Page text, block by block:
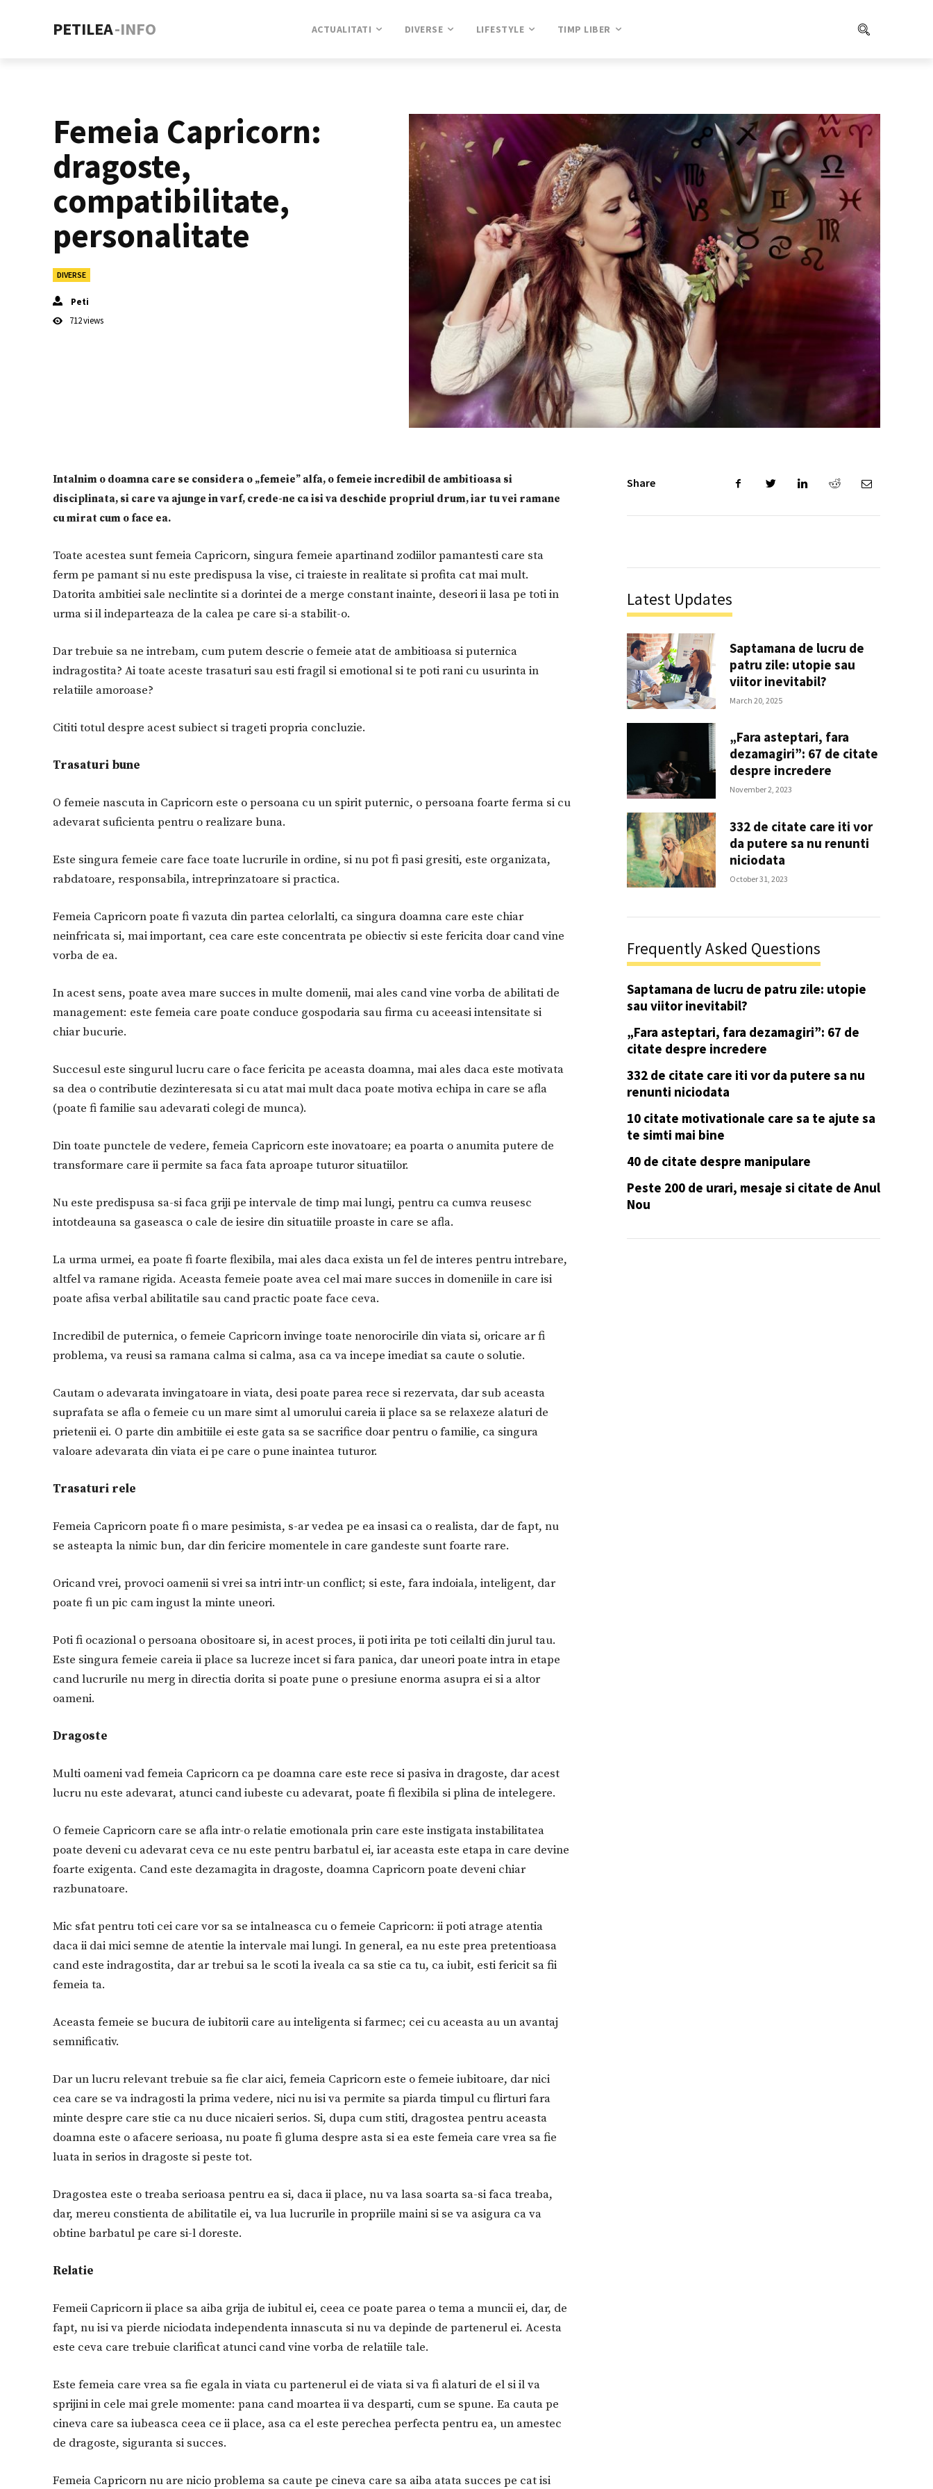
PETILEA-INFO ACTUALITATI DIVERSE LIFESTYLE TIMP LIBER
Femeia Capricorn:
dragoste,
compatibilitate,
personalitate
DIVERSE
Peti
712views
Intalnim o doamna care se considera o „femeie” alfa, o femeie incredibil de ambitioasa si
disciplinata, si care va ajunge in varf, crede-ne ca isi va deschide propriul drum, iar tu vei ramane
cu mirat cum o face ea.
Toate acestea sunt femeia Capricorn, singura femeie apartinand zodiilor pamantesti care sta
ferm pe pamant si nu este predispusa la vise, ci traieste in realitate si profita cat mai mult.
Datorita ambitiei sale neclintite si a dorintei de a merge constant inainte, deseori ii lasa pe toti in
urma si il indeparteaza de la calea pe care si-a stabilit-o.
Dar trebuie sa ne intrebam, cum putem descrie o femeie atat de ambitioasa si puternica
indragostita? Ai toate aceste trasaturi sau esti fragil si emotional si te poti rani cu usurinta in
relatiile amoroase?
Cititi totul despre acest subiect si trageti propria concluzie.
Trasaturi bune
O femeie nascuta in Capricorn este o persoana cu un spirit puternic, o persoana foarte ferma si cu
adevarat suficienta pentru o realizare buna.
Este singura femeie care face toate lucrurile in ordine, si nu pot fi pasi gresiti, este organizata,
rabdatoare, responsabila, intreprinzatoare si practica.
Femeia Capricorn poate fi vazuta din partea celorlalti, ca singura doamna care este chiar
neinfricata si, mai important, cea care este concentrata pe obiectiv si este fericita doar cand vine
vorba de ea.
In acest sens, poate avea mare succes in multe domenii, mai ales cand vine vorba de abilitati de
management: este femeia care poate conduce gospodaria sau firma cu aceeasi intensitate si
chiar bucurie.
Succesul este singurul lucru care o face fericita pe aceasta doamna, mai ales daca este motivata
sa dea o contributie dezinteresata si cu atat mai mult daca poate motiva echipa in care se afla
(poate fi familie sau adevarati colegi de munca).
Din toate punctele de vedere, femeia Capricorn este inovatoare; ea poarta o anumita putere de
transformare care ii permite sa faca fata aproape tuturor situatiilor.
Nu este predispusa sa-si faca griji pe intervale de timp mai lungi, pentru ca cumva reusesc
intotdeauna sa gaseasca o cale de iesire din situatiile proaste in care se afla.
La urma urmei, ea poate fi foarte flexibila, mai ales daca exista un fel de interes pentru intrebare,
altfel va ramane rigida. Aceasta femeie poate avea cel mai mare succes in domeniile in care isi
poate afisa verbal abilitatile sau cand practic poate face ceva.
Incredibil de puternica, o femeie Capricorn invinge toate nenorocirile din viata si, oricare ar fi
problema, va reusi sa ramana calma si calma, asa ca va incepe imediat sa caute o solutie.
Cautam o adevarata invingatoare in viata, desi poate parea rece si rezervata, dar sub aceasta
suprafata se afla o femeie cu un mare simt al umorului careia ii place sa se relaxeze alaturi de
prietenii ei. O parte din ambitiile ei este gata sa se sacrifice doar pentru o familie, ca singura
valoare adevarata din viata ei pe care o pune inaintea tuturor.
Trasaturi rele
Femeia Capricorn poate fi o mare pesimista, s-ar vedea pe ea insasi ca o realista, dar de fapt, nu
se asteapta la nimic bun, dar din fericire momentele in care gandeste sunt foarte rare.
Oricand vrei, provoci oamenii si vrei sa intri intr-un conflict; si este, fara indoiala, inteligent, dar
poate fi un pic cam ingust la minte uneori.
Poti fi ocazional o persoana obositoare si, in acest proces, ii poti irita pe toti ceilalti din jurul tau.
Este singura femeie careia ii place sa lucreze incet si fara panica, dar uneori poate intra in etape
cand lucrurile nu merg in directia dorita si poate pune o presiune enorma asupra ei si a altor
oameni.
Dragoste
Multi oameni vad femeia Capricorn ca pe doamna care este rece si pasiva in dragoste, dar acest
lucru nu este adevarat, atunci cand iubeste cu adevarat, poate fi flexibila si plina de intelegere.
O femeie Capricorn care se afla intr-o relatie emotionala prin care este instigata instabilitatea
poate deveni cu adevarat ceva ce nu este pentru barbatul ei, iar aceasta este etapa in care devine
foarte exigenta. Cand este dezamagita in dragoste, doamna Capricorn poate deveni chiar
razbunatoare.
Mic sfat pentru toti cei care vor sa se intalneasca cu o femeie Capricorn: ii poti atrage atentia
daca ii dai mici semne de atentie la intervale mai lungi. In general, ea nu este prea pretentioasa
cand este indragostita, dar ar trebui sa le scoti la iveala ca sa stie ca tu, ca iubit, esti fericit sa fii
femeia ta.
Aceasta femeie se bucura de iubitorii care au inteligenta si farmec; cei cu aceasta au un avantaj
semnificativ.
Dar un lucru relevant trebuie sa fie clar aici, femeia Capricorn este o femeie iubitoare, dar nici
cea care se va indragosti la prima vedere, nici nu isi va permite sa piarda timpul cu flirturi fara
minte despre care stie ca nu duce nicaieri serios. Si, dupa cum stiti, dragostea pentru aceasta
doamna este o afacere serioasa, nu poate fi gluma despre asta si ea este femeia care vrea sa fie
luata in serios in dragoste si peste tot.
Dragostea este o treaba serioasa pentru ea si, daca ii place, nu va lasa soarta sa-si faca treaba,
dar, mereu constienta de abilitatile ei, va lua lucrurile in propriile maini si se va asigura ca va
obtine barbatul pe care si-l doreste.
Relatie
Femeii Capricorn ii place sa aiba grija de iubitul ei, ceea ce poate parea o tema a muncii ei, dar, de
fapt, nu isi va pierde niciodata independenta innascuta si nu va depinde de partenerul ei. Acesta
este ceva care trebuie clarificat atunci cand vine vorba de relatiile tale.
Este femeia care vrea sa fie egala in viata cu partenerul ei de viata si va fi alaturi de el si il va
sprijini in cele mai grele momente: pana cand moartea ii va desparti, cum se spune. Ea cauta pe
cineva care sa iubeasca ceea ce ii place, asa ca el este perechea perfecta pentru ea, un amestec
de dragoste, siguranta si succes.
Femeia Capricorn nu are nicio problema sa caute pe cineva care sa aiba atata succes pe cat isi
Share
Latest Updates
Saptamana de lucru de
patru zile: utopie sau
viitor inevitabil?
March 20, 2025
„Fara asteptari, fara
dezamagiri”: 67 de citate
despre incredere
November 2, 2023
332 de citate care iti vor
da putere sa nu renunti
niciodata
October 31, 2023
Frequently Asked Questions
Saptamana de lucru de patru zile: utopie
sau viitor inevitabil?
„Fara asteptari, fara dezamagiri”: 67 de
citate despre incredere
332 de citate care iti vor da putere sa nu
renunti niciodata
10 citate motivationale care sa te ajute sa
te simti mai bine
40 de citate despre manipulare
Peste 200 de urari, mesaje si citate de Anul
Nou